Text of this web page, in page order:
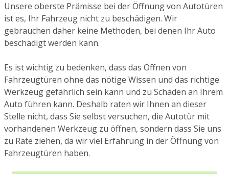
Unsere oberste Prämisse bei der Öffnung von Autotüren
ist es, Ihr Fahrzeug nicht zu beschädigen. Wir
gebrauchen daher keine Methoden, bei denen Ihr Auto
beschädigt werden kann.
Es ist wichtig zu bedenken, dass das Öffnen von
Fahrzeugtüren ohne das nötige Wissen und das richtige
Werkzeug gefährlich sein kann und zu Schäden an Ihrem
Auto führen kann. Deshalb raten wir Ihnen an dieser
Stelle nicht, dass Sie selbst versuchen, die Autotür mit
vorhandenen Werkzeug zu öffnen, sondern dass Sie uns
zu Rate ziehen, da wir viel Erfahrung in der Öffnung von
Fahrzeugtüren haben.